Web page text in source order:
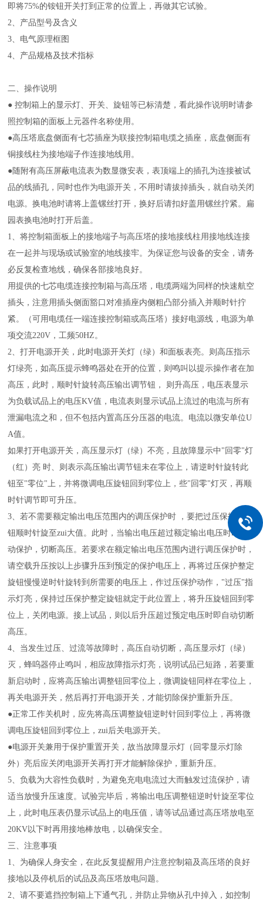
即将75%的铵钮开关打到正常的位置上，再做其它试验。
2、产品型号及含义
3、电气原理框图
4、产品规格及技术指标
二、操作说明
● 控制箱上的显示灯、开关、旋钮等已标清楚，看此操作说明时请参
照控制箱的面板上元器件名称使用。
●高压塔底盘侧面有七芯插座为联接控制箱电缆之插座，底盘侧面有
铜接线柱为接地端子作连接地线用。
●随附有高压屏蔽电流表为数显微安表，表顶端上的插孔为连接被试
品的线插孔，同时也作为电源开关，不用时请拔掉插头，就自动关闭
电源。换电池时请将上盖镙丝打开，换好后请扣好盖用镙丝拧紧。扁
园表换电池时打开后盖。
1、将控制箱面板上的接地端子与高压塔的接地接线柱用接地线连接
在一起并与现场或试验室的地线接牢。为保证您与设备的安全，请务
必反复检查地线，确保各部接地良好。
用提供的七芯电缆连接控制箱与高压塔，电缆两端为同样的快速航空
插头，注意用插头侧面豁口对准插座内侧粗凸部分插入并顺时针拧
紧。（可用电缆任一端连接控制箱或高压塔）接好电源线，电源为单
项交流220V，工频50HZ。
2、打开电源开关，此时电源开关灯（绿）和面板表亮。则高压指示
灯绿亮，如高压提示蜂鸣器处在开的位置，则鸣叫以提示操作者在加
高压，此时，顺时针旋转高压输出调节钮， 则升高压，电压表显示
为负载试品上的电压KV值，电流表则显示试品上流过的电流与所有
泄漏电流之和，但不包括内置高压分压器的电流。电流以微安单位U
A值。
如果打开电源开关，高压显示灯（绿）不亮，且故障显示中"回零"灯
（红）亮 时、则表示高压输出调节钮未在零位上，请逆时针旋转此
钮至"零位"上，并将微调电压旋钮回到零位上，些"回零"灯灭，再顺
时针调节即可升压。
3、若不需要额定输出电压范围内的调压保护时 ，要把过压保护整定
钮顺时针旋至zui大值。此时，当输出电压超过额定输出电压时即自
动保护，切断高压。若要求在额定输出电压范围内进行调压保护时，
请空载升压按以上步骤升压到预定的保护电压上，再将过压保护整定
旋钮慢慢逆时针旋转到所需要的电压上，作过压保护动作，"过压"指
示灯亮，保持过压保护整定旋钮就定于此位置上，将升压旋钮回到零
位上，关闭电源。接上试品，则以后升压超过预定电压时即自动切断
高压。
4、当发生过压、过流等故障时，高压自动切断，高压显示灯（绿）
灭，蜂呜器停止鸣叫，相应故障指示灯亮，说明试品已短路，若要重
新启动时，应将高压输出调整钮回零位上，微调旋钮同样在零位上，
再关电源开关，然后再打开电源开关，才能切除保护重新升压。
●正常工作关机时，应先将高压调整旋钮逆时针回到零位上，再将微
调电压旋钮回到零位上，zui后关电源开关。
●电源开关兼用于保护重置开关，故当故障显示灯（回零显示灯除
外）亮后应关闭电源开关再打开才能解除保护，重新升压。
5、负载为大容性负载时，为避免充电电流过大而触发过流保护，请
适当放慢升压速度。试验完毕后，将输出电压调整钮逆时针旋至零位
上，此时电压表仍显示试品上的电压值，请等试品通过高压塔放电至
20KV以下时再用接地棒放电，以确保安全。
三、注意事项
1、为确保人身安全，在此反复提醒用户注意控制箱及高压塔的良好
接地以及停机后的试品及高压塔放电问题。
2、请不要遮挡控制箱上下通气孔，并防止异物从孔中掉入，如控制